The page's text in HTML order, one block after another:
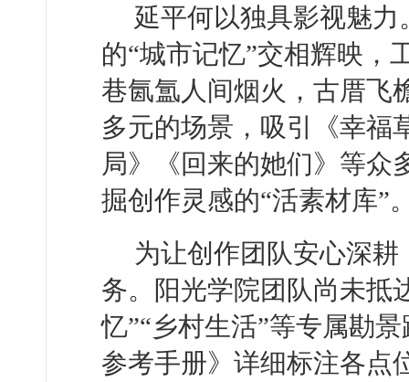
延平何以独具影视魅力
的“城市记忆”交相辉映，
巷氤氲人间烟火，古厝
多元的场景，吸引《幸福
局》《回来的她们》等众
掘创作灵感的“活素材库”
为让创作团队安心深
务。阳光学院团队尚未抵
忆”“乡村生活”等专属勘
参考手册》详细标注各点